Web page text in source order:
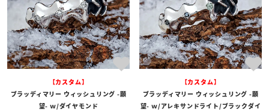
【カスタム】
ブラッディマリー ウィッシュリング -願
望- ｗ/ダイヤモンド
【カスタム】
ブラッディマリー ウィッシュリング -願
望- ｗ/アレキサンドライト/ブラックダイ